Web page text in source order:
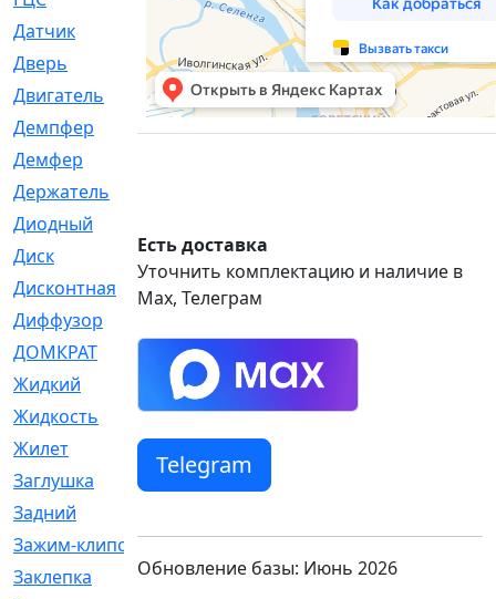
Датчик
[969]
Дверь
[249]
Двигатель
[64]
Демпфер
[2]
Демфер
Держатель
Диодный
Диск
[418]
Дисконтная
[1]
Диффузор
ДОМКРАТ
[1]
Жидкий
[5]
Жидкость
[80]
Жилет
Заглушка
[21]
Задний
Зажим-клипса
[1]
Заклепка
[1]
Есть доставка
Уточнить комплектацию и наличие в
Max, Телеграм
Telegram
Обновление базы: Июнь 2026